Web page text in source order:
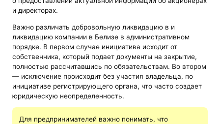
и директорах.
Важно различать добровольную ликвидацию в и
ликвидацию компании в Белизе в административном
порядке. В первом случае инициатива исходит от
собственника, который подает документы на закрытие,
полностью рассчитавшись по обязательствам. Во втором
— исключение происходит без участия владельца, по
инициативе регистрирующего органа, что часто создает
юридическую неопределенность.
Для предпринимателей важно понимать, что